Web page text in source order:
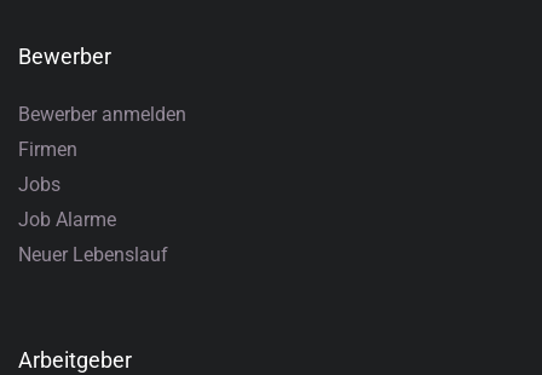
Bewerber
Bewerber anmelden
Firmen
Jobs
Job Alarme
Neuer Lebenslauf
Arbeitgeber